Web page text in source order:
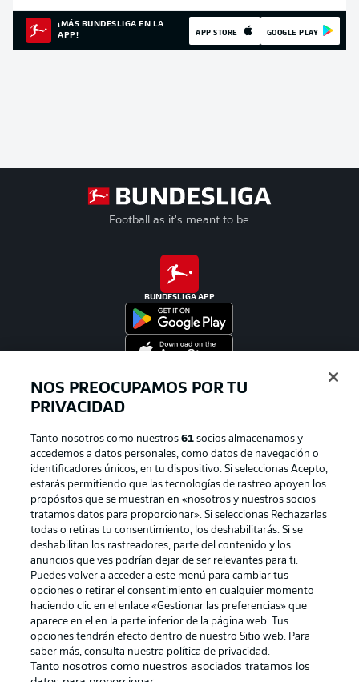
¡MÁS BUNDESLIGA EN LA
APP!
APP STORE GOOGLE PLAY
Football as it's meant to be
BUNDESLIGA APP
Official Partners
Publicidad Aviso legal
Declaracion de privacidad
Canales Trabajos
Jugadores Condiciones de uso
NOS PREOCUPAMOS POR TU
PRIVACIDAD
Tanto nosotros como nuestros61 socios almacenamos y
accedemos a datos personales, como datos de navegación o
identificadores únicos, en tu dispositivo. Si seleccionas Acepto,
estarás permitiendo que las tecnologías de rastreo apoyen los
propósitos que se muestran en «nosotros y nuestros socios
tratamos datos para proporcionar». Si seleccionas Rechazarlas
todas o retiras tu consentimiento, los deshabilitarás. Si se
deshabilitan los rastreadores, parte del contenido y los
anuncios que ves podrían dejar de ser relevantes para ti.
Puedes volver a acceder a este menú para cambiar tus
opciones o retirar el consentimiento en cualquier momento
haciendo clic en el enlace «Gestionar las preferencias» que
aparece en el en la parte inferior de la página web. Tus
opciones tendrán efecto dentro de nuestro Sitio web. Para
saber más, consulta nuestra política de privacidad.
Tanto nosotros como nuestros asociados tratamos los